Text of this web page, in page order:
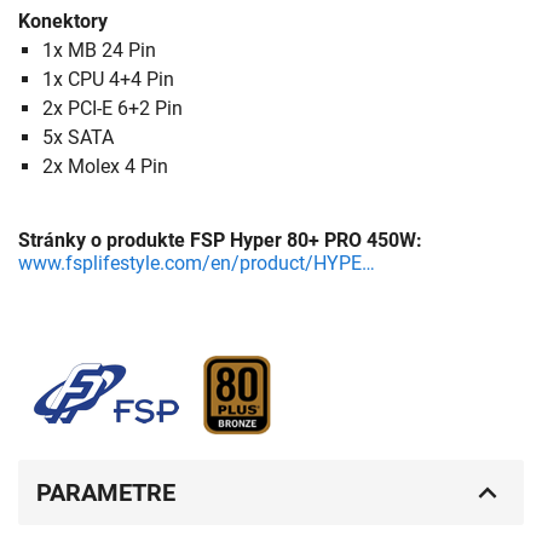
Konektory
1x MB 24 Pin
1x CPU 4+4 Pin
2x PCI-E 6+2 Pin
5x SATA
2x Molex 4 Pin
Stránky o produkte FSP Hyper 80+ PRO 450W:
www.fsplifestyle.com/en/product/HYPER80plusPRO450W.html
PARAMETRE